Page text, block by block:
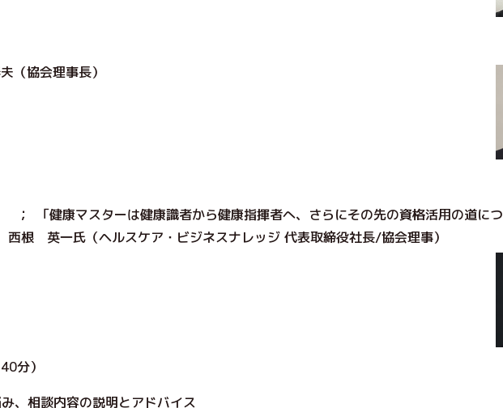
夫（協会理事長）
｢健康マスターは健康識者から健康指揮者へ、さらにその先の資格活用の道に
西根 英一氏（ヘルスケア・ビジネスナレッジ 代表取締役社長/協会理事）
分）
相談内容の説明とアドバイス